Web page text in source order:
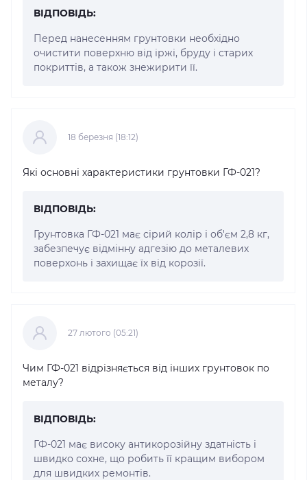
ВІДПОВІДЬ:
Перед нанесенням грунтовки необхідно
очистити поверхню від іржі, бруду і старих
покриттів, а також знежирити її.
18 березня (18:12)
Які основні характеристики грунтовки ГФ-021?
ВІДПОВІДЬ:
Грунтовка ГФ-021 має сірий колір і об'єм 2,8 кг,
забезпечує відмінну адгезію до металевих
поверхонь і захищає їх від корозії.
27 лютого (05:21)
Чим ГФ-021 відрізняється від інших грунтовок по
металу?
ВІДПОВІДЬ:
ГФ-021 має високу антикорозійну здатність і
швидко сохне, що робить її кращим вибором
для швидких ремонтів.